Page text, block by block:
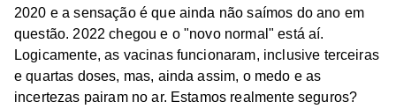
2020 e a sensação é que ainda não saímos do ano em
questão. 2022 chegou e o "novo normal" está aí.
Logicamente, as vacinas funcionaram, inclusive terceiras
e quartas doses, mas, ainda assim, o medo e as
incertezas pairam no ar. Estamos realmente seguros?